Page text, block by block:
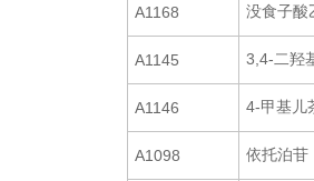
A1168 没食子酸
A1145 3,4-二羟
A1146 4-甲基儿
A1098 依托泊苷